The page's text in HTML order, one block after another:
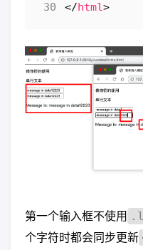
</html>
第一个输入框不使用
个字符时都会同步更新